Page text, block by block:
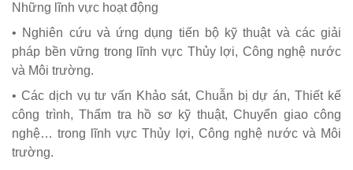
Những lĩnh vực hoạt động
• Nghiên cứu và ứng dụng tiến bộ kỹ thuật và các giải
pháp bền vững trong lĩnh vực Thủy lợi, Công nghệ nước
và Môi trường.
• Các dịch vụ tư vấn Khảo sát, Chuẫn bị dự án, Thiết kế
công trình, Thẩm tra hồ sơ kỹ thuật, Chuyển giao công
nghệ… trong lĩnh vực Thủy lợi, Công nghệ nước và Môi
trường.